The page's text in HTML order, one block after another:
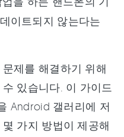
이트되지 않는다는
제를 해결하기 위해
있습니다. 이 가이드
Android 갤러리에 저
가지 방법이 제공해